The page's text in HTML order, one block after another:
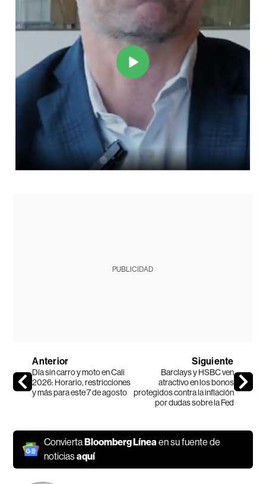
PUBLICIDAD
Anterior
Día sin carro y moto en Cali
2026: Horario, restricciones
y más para este 7 de agosto
Siguiente
Barclays y HSBC ven
atractivo en los bonos
protegidos contra la inflación
por dudas sobre la Fed
ConviertaBloomberg Línea en su fuente de
noticiasaquí